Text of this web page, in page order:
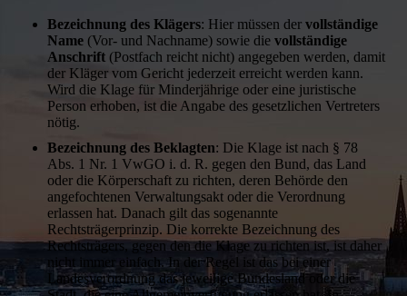
Bezeichnung des Klägers: Hier müssen dervollständige
Name (Vor- und Nachname) sowie dievollständige
Anschrift (Postfach reicht nicht) angegeben werden, damit
der Kläger vom Gericht jederzeit erreicht werden kann.
Wird die Klage für Minderjährige oder eine juristische
Person erhoben, ist die Angabe des gesetzlichen Vertreters
nötig.
Bezeichnung des Beklagten: Die Klage ist nach § 78
Abs. 1 Nr. 1 VwGO i. d. R. gegen den Bund, das Land
oder die Körperschaft zu richten, deren Behörde den
angefochtenen Verwaltungsakt oder die Verordnung
erlassen hat. Danach gilt das sogenannte
Rechtsträgerprinzip. Die korrekte Bezeichnung des
Rechtsträgers, gegen den die Klage zu richten ist, ist daher
nicht immer einfach. In der Regel ist das bei einer
Landesverordnung das jeweilige Bundesland oder die